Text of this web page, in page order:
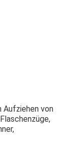
Aufziehen von